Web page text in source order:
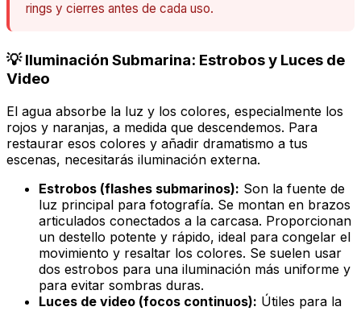
rings y cierres antes de cada uso.
💡 Iluminación Submarina: Estrobos y Luces de
Video
El agua absorbe la luz y los colores, especialmente los
rojos y naranjas, a medida que descendemos. Para
restaurar esos colores y añadir dramatismo a tus
escenas, necesitarás iluminación externa.
Estrobos (flashes submarinos): Son la fuente de
luz principal para fotografía. Se montan en brazos
articulados conectados a la carcasa. Proporcionan
un destello potente y rápido, ideal para congelar el
movimiento y resaltar los colores. Se suelen usar
dos estrobos para una iluminación más uniforme y
para evitar sombras duras.
Luces de video (focos continuos): Útiles para la